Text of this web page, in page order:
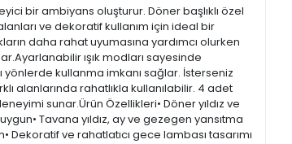
bir ambiyans oluşturur. Döner başlıklı özel
ve dekoratif kullanım için ideal bir
daha rahat uyumasına yardımcı olurken
ışık modları sayesinde
yönlerde kullanma imkanı sağlar. İsterseniz
alanlarında rahatlıkla kullanılabilir. 4 adet
sunar.Ürün Özellikleri• Döner yıldız ve
Tavana yıldız, ay ve gezegen yansıtma
Dekoratif ve rahatlatıcı gece lambası tasarımı